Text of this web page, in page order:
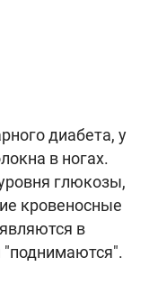
диабета, у
в ногах.
глюкозы,
кровеносные
в
"поднимаются".